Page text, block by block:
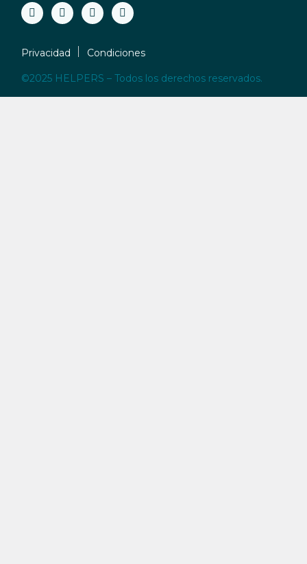
Privacidad Condiciones
©2025 HELPERS – Todos los derechos reservados.